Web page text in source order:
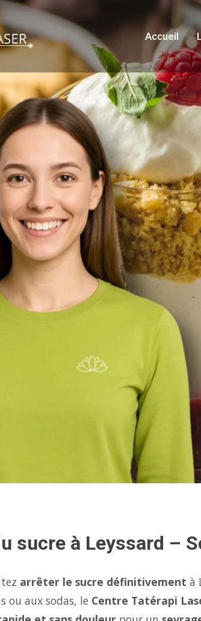
Accueil
sucre à Leyssard –
arrêter le sucre définitivement à
ou aux sodas, le Centre Tatérapi